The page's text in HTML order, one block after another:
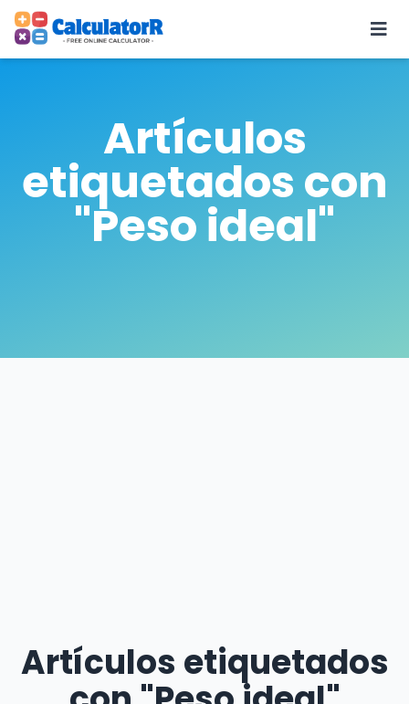
Artículos
etiquetados con
"Peso ideal"
Artículos etiquetados